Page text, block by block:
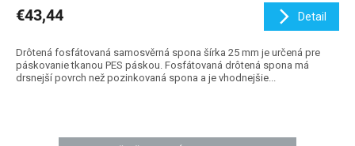
€43,44 Detail
Drôtená fosfátovaná samosvěrná spona šírka 25 mm je určená pre
páskovanie tkanou PES páskou. Fosfátovaná drôtená spona má
drsnejší povrch než pozinkovaná spona a je vhodnejšie...